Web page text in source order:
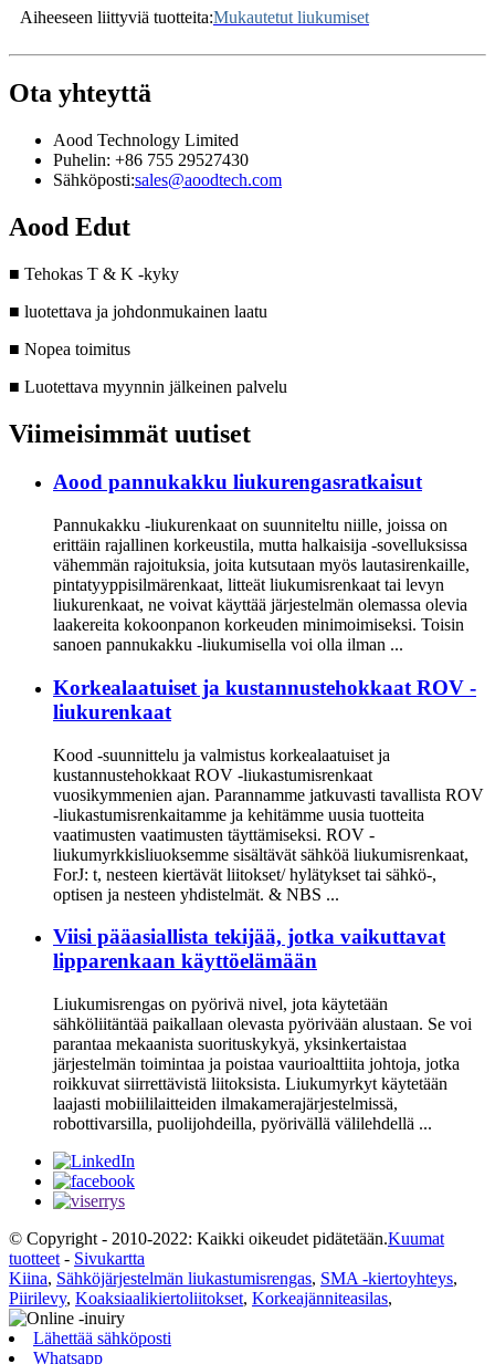
Aiheeseen liittyviä tuotteita:Mukautetut liukumiset
Ota yhteyttä
Aood Technology Limited
Puhelin: +86 755 29527430
Sähköposti:sales@aoodtech.com
Aood Edut
■ Tehokas T & K -kyky
■ luotettava ja johdonmukainen laatu
■ Nopea toimitus
■ Luotettava myynnin jälkeinen palvelu
Viimeisimmät uutiset
Aood pannukakku liukurengasratkaisut
Pannukakku -liukurenkaat on suunniteltu niille, joissa on
erittäin rajallinen korkeustila, mutta halkaisija -sovelluksissa
vähemmän rajoituksia, joita kutsutaan myös lautasirenkaille,
pintatyyppisilmärenkaat, litteät liukumisrenkaat tai levyn
liukurenkaat, ne voivat käyttää järjestelmän olemassa olevia
laakereita kokoonpanon korkeuden minimoimiseksi. Toisin
sanoen pannukakku -liukumisella voi olla ilman ...
Korkealaatuiset ja kustannustehokkaat ROV -
liukurenkaat
Kood -suunnittelu ja valmistus korkealaatuiset ja
kustannustehokkaat ROV -liukastumisrenkaat
vuosikymmenien ajan. Parannamme jatkuvasti tavallista ROV
-liukastumisrenkaitamme ja kehitämme uusia tuotteita
vaatimusten vaatimusten täyttämiseksi. ROV -
liukumyrkkisliuoksemme sisältävät sähköä liukumisrenkaat,
ForJ: t, nesteen kiertävät liitokset/ hylätykset tai sähkö-,
optisen ja nesteen yhdistelmät. & NBS ...
Viisi pääasiallista tekijää, jotka vaikuttavat
lipparenkaan käyttöelämään
Liukumisrengas on pyörivä nivel, jota käytetään
sähköliitäntää paikallaan olevasta pyörivään alustaan. Se voi
parantaa mekaanista suorituskykyä, yksinkertaistaa
järjestelmän toimintaa ja poistaa vaurioalttiita johtoja, jotka
roikkuvat siirrettävistä liitoksista. Liukumyrkyt käytetään
laajasti mobiililaitteiden ilmakamerajärjestelmissä,
robottivarsilla, puolijohdeilla, pyörivällä välilehdellä ...
© Copyright - 2010-2022: Kaikki oikeudet pidätetään.Kuumat
tuotteet - Sivukartta
Kiina, Sähköjärjestelmän liukastumisrengas, SMA -kiertoyhteys,
Piirilevy, Koaksiaalikiertoliitokset, Korkeajänniteasilas,
Lähettää sähköposti
Whatsapp